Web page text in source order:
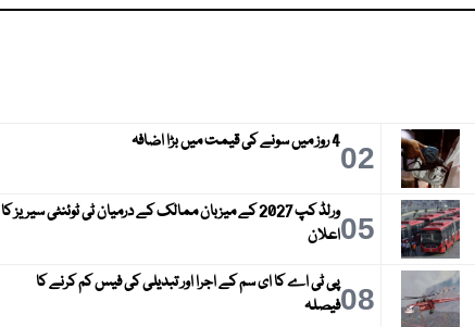
024 روز میں سونے کی قیمت میں بڑا اضافہ
05
ورلڈ کپ 2027 کے میزبان ممالک کے درمیان ٹی ٹوئنٹی سیریز کا
اعلان
08پی ٹی اے کا ای سم کے اجرا اور تبدیلی کی فیس کم کرنے کا
فیصلہ